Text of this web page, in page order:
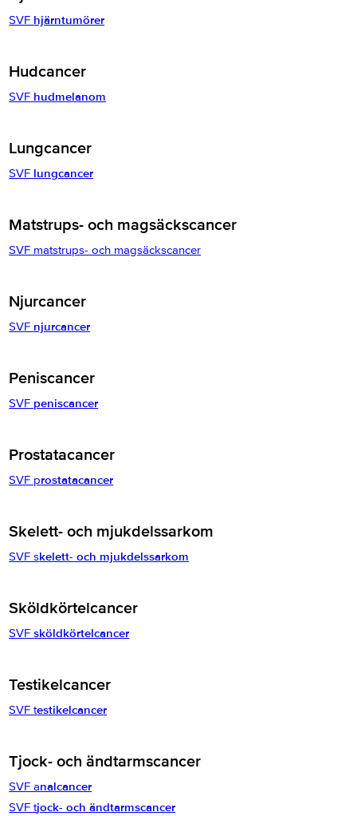
SVF hjärntumörer
Hudcancer
SVF hudmelanom
Lungcancer
SVF lungcancer
Matstrups- och magsäckscancer
SVF matstrups- och magsäckscancer
Njurcancer
SVF njurcancer
Peniscancer
SVF peniscancer
Prostatacancer
SVF prostatacancer
Skelett- och mjukdelssarkom
SVF skelett- och mjukdelssarkom
Sköldkörtelcancer
SVFsköldkörtelcancer
Testikelcancer
SVF testikelcancer
Tjock- och ändtarmscancer
SVF analcancer
SVF tjock- och ändtarmscancer